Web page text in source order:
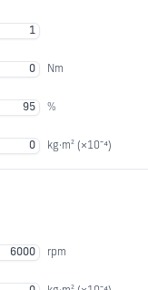
Nm
%
kg·m² (×10⁻⁴)
rpm